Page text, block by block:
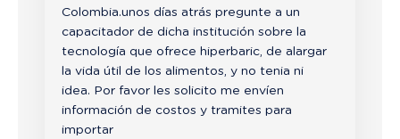
Colombia.unos días atrás pregunte a un
capacitador de dicha institución sobre la
tecnología que ofrece hiperbaric, de alargar
la vida útil de los alimentos, y no tenia ni
idea. Por favor les solicito me envíen
información de costos y tramites para
importar